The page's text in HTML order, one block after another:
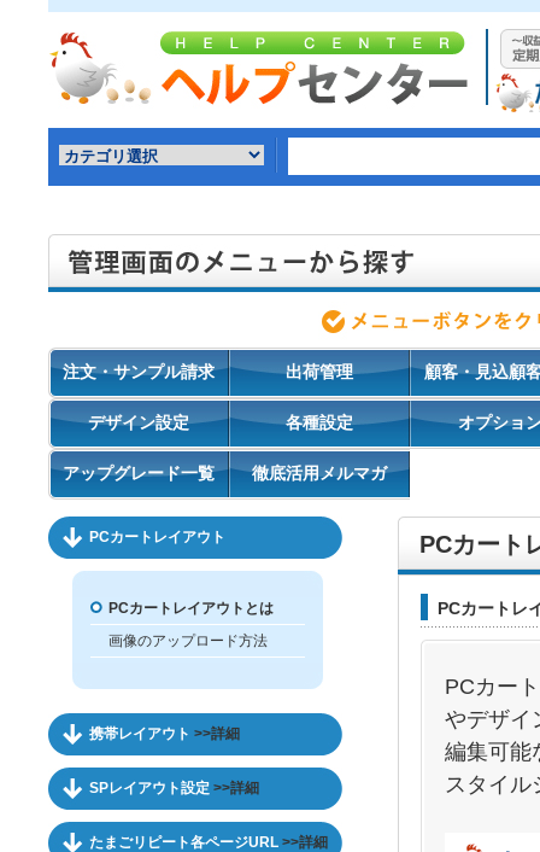
注文・サンプル請求 出荷管理 顧客・見込顧
デザイン設定 各種設定 オプショ
アップグレード一覧 徹底活用メルマガ
PCカートレイアウト
PCカートレイアウトとは
画像のアップロード方法
携帯レイアウト >>詳細
SPレイアウト設定 >>詳細
たまごリピート各ページURL >>詳細
PCカート
PCカートレ
PCカー
やデザイ
編集可能
スタイ